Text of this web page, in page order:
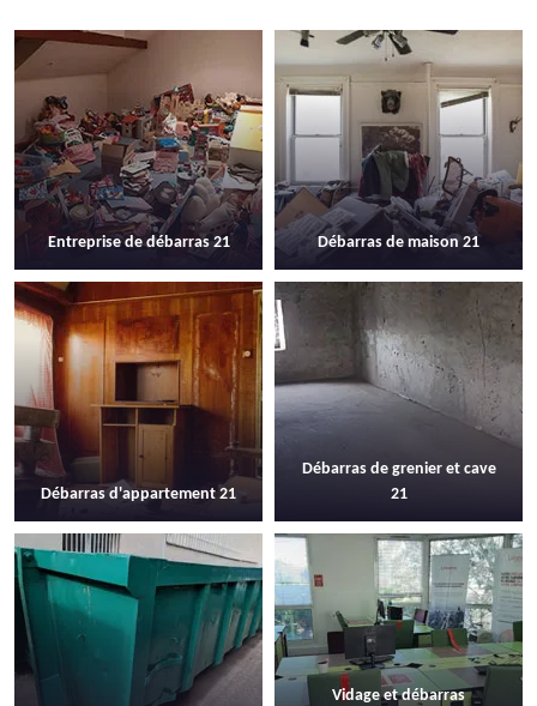
Entreprise de débarras 21 Débarras de maison 21
Débarras d'appartement 21
Débarras de grenier et cave
21
Vidage et débarras